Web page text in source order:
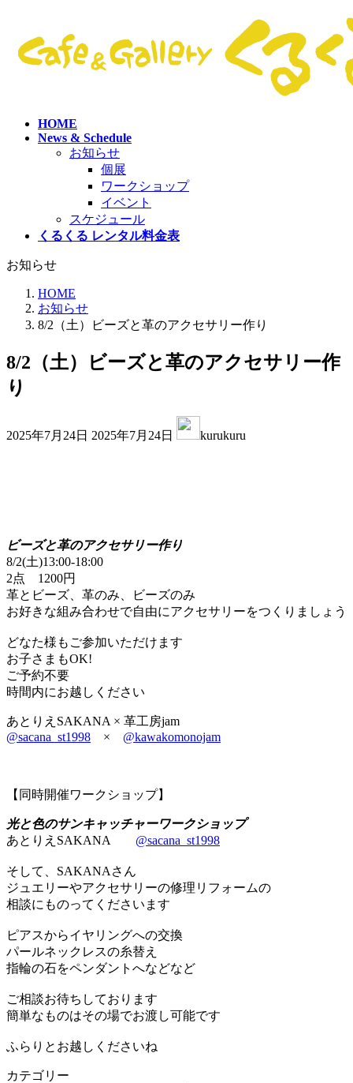
HOME
News & Schedule
お知らせ
個展
ワークショップ
イベント
スケジュール
くるくる レンタル料金表
お知らせ
HOME
お知らせ
8/2（土）ビーズと革のアクセサリー作り
8/2（土）ビーズと革のアクセサリー作
り
2025年7月24日 終
2025年7月24日 kurukuru
ビーズと革のアクセサリー作り
8/2(土)13:00-18:00
2点 1200円
革とビーズ、革のみ、ビーズのみ
お好きな組み合わせで自由にアクセサリーをつくりましょう
どなた様もご参加いただけます
お子さまもOK!
ご予約不要
時間内にお越しください
あとりえSAKANA × 革工房jam
@sacana_st1998 × @kawakomonojam
【同時開催ワークショップ】
光と色のサンキャッチャーワークショップ
あとりえSAKANA @sacana_st1998
そして、SAKANAさん
ジュエリーやアクセサリーの修理リフォームの
相談にものってくださいます
ピアスからイヤリングへの交換
パールネックレスの糸替え
指輪の石をペンダントへなどなど
ご相談お待ちしております
簡単なものはその場でお渡し可能です
ふらりとお越しくださいね
カテゴリー